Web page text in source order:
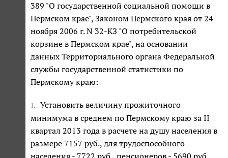
389 "О государственной социальной помощи в
Пермском крае", Законом Пермского края от 24
ноября 2006 г. N 32-КЗ "О потребительской
корзине в Пермском крае", на основании
данных Территориального органа Федеральной
службы государственной статистики по
Пермскому краю:
1.
Установить величину прожиточного
минимума в среднем по Пермскому краю за II
квартал 2013 года в расчете на душу населения в
размере 7157 руб., для трудоспособного
населения - 7722 руб., пенсионеров - 5690 руб.,